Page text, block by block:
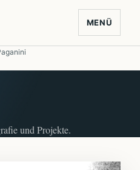
MENÜ
und Projekte.